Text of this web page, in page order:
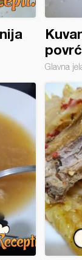
Glavna